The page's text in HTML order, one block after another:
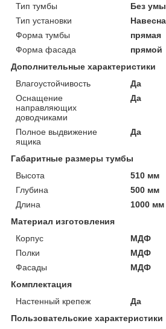
Тип тумбы
Без
Тип установки
Форма тумбы
прямая
Форма фасада
прямой
Дополнительные характеристики
Влагоустойчивость
Да
Оснащение
направляющих
доводчиками
Да
Полное выдвижение
ящика
Да
Габаритные размеры тумбы
Высота
510 мм
Глубина
500 мм
Длина
1000 мм
Материал изготовления
Корпус
МДФ
Полки
МДФ
Фасады
МДФ
Комплектация
Настенный крепеж
Да
Пользовательские характеристики